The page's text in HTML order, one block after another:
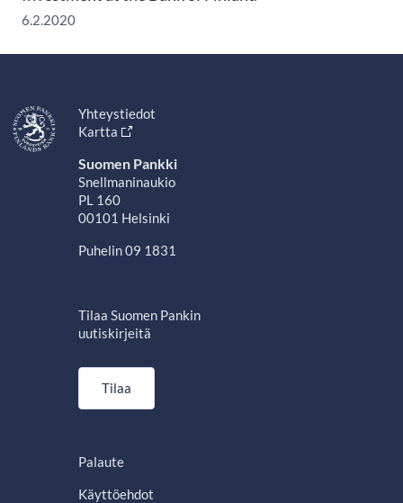
6.2.2020
Yhteystiedot
Kartta
Suomen Pankki
Snellmaninaukio
PL 160
00101 Helsinki
Puhelin 09 1831
Tilaa Suomen Pankin
uutiskirjeitä
Tilaa
Palaute
Käyttöehdot